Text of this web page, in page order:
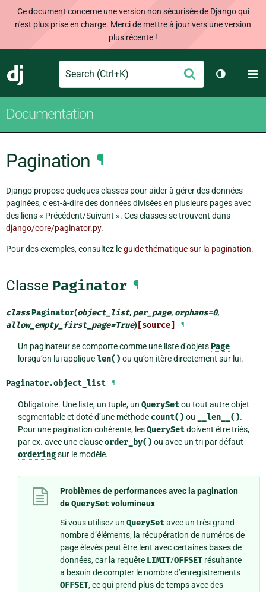
Ce document concerne une version non sécurisée de Django qui
n'est plus prise en charge. Merci de mettre à jour vers une version
plus récente !
Django
Search Envoyer
Changer
Documentation
Pagination ¶
Django propose quelques classes pour aider à gérer des données
paginées, c’est-à-dire des données divisées en plusieurs pages avec
des liens « Précédent/Suivant ». Ces classes se trouvent dans
django/core/paginator.py.
Pour des exemples, consultez leguide thématique sur la pagination.
Classe Paginator ¶
classPaginator(object_list, per_page, orphans=0,
allow_empty_first_page=True) [source] ¶
Un paginateur se comporte comme une liste d’objetsPage
lorsqu’on lui appliquelen() ou qu’on itère directement sur lui.
Paginator.object_list ¶
Obligatoire. Une liste, un tuple, un QuerySetou tout autre objet
segmentable et doté d’une méthode count() ou __len__().
Pour une pagination cohérente, lesQuerySetdoivent être triés,
par ex. avec une clauseorder_by() ou avec un tri par défaut
orderingsur le modèle.
Problèmes de performances avec la pagination
deQuerySetvolumineux
Si vous utilisez un QuerySetavec un très grand
nombre d’éléments, la récupération de numéros de
page élevés peut être lent avec certaines bases de
données, car la requête LIMIT/OFFSETrésultante
a besoin de compter le nombre d’enregistrements
OFFSET, ce qui prend plus de temps avec des